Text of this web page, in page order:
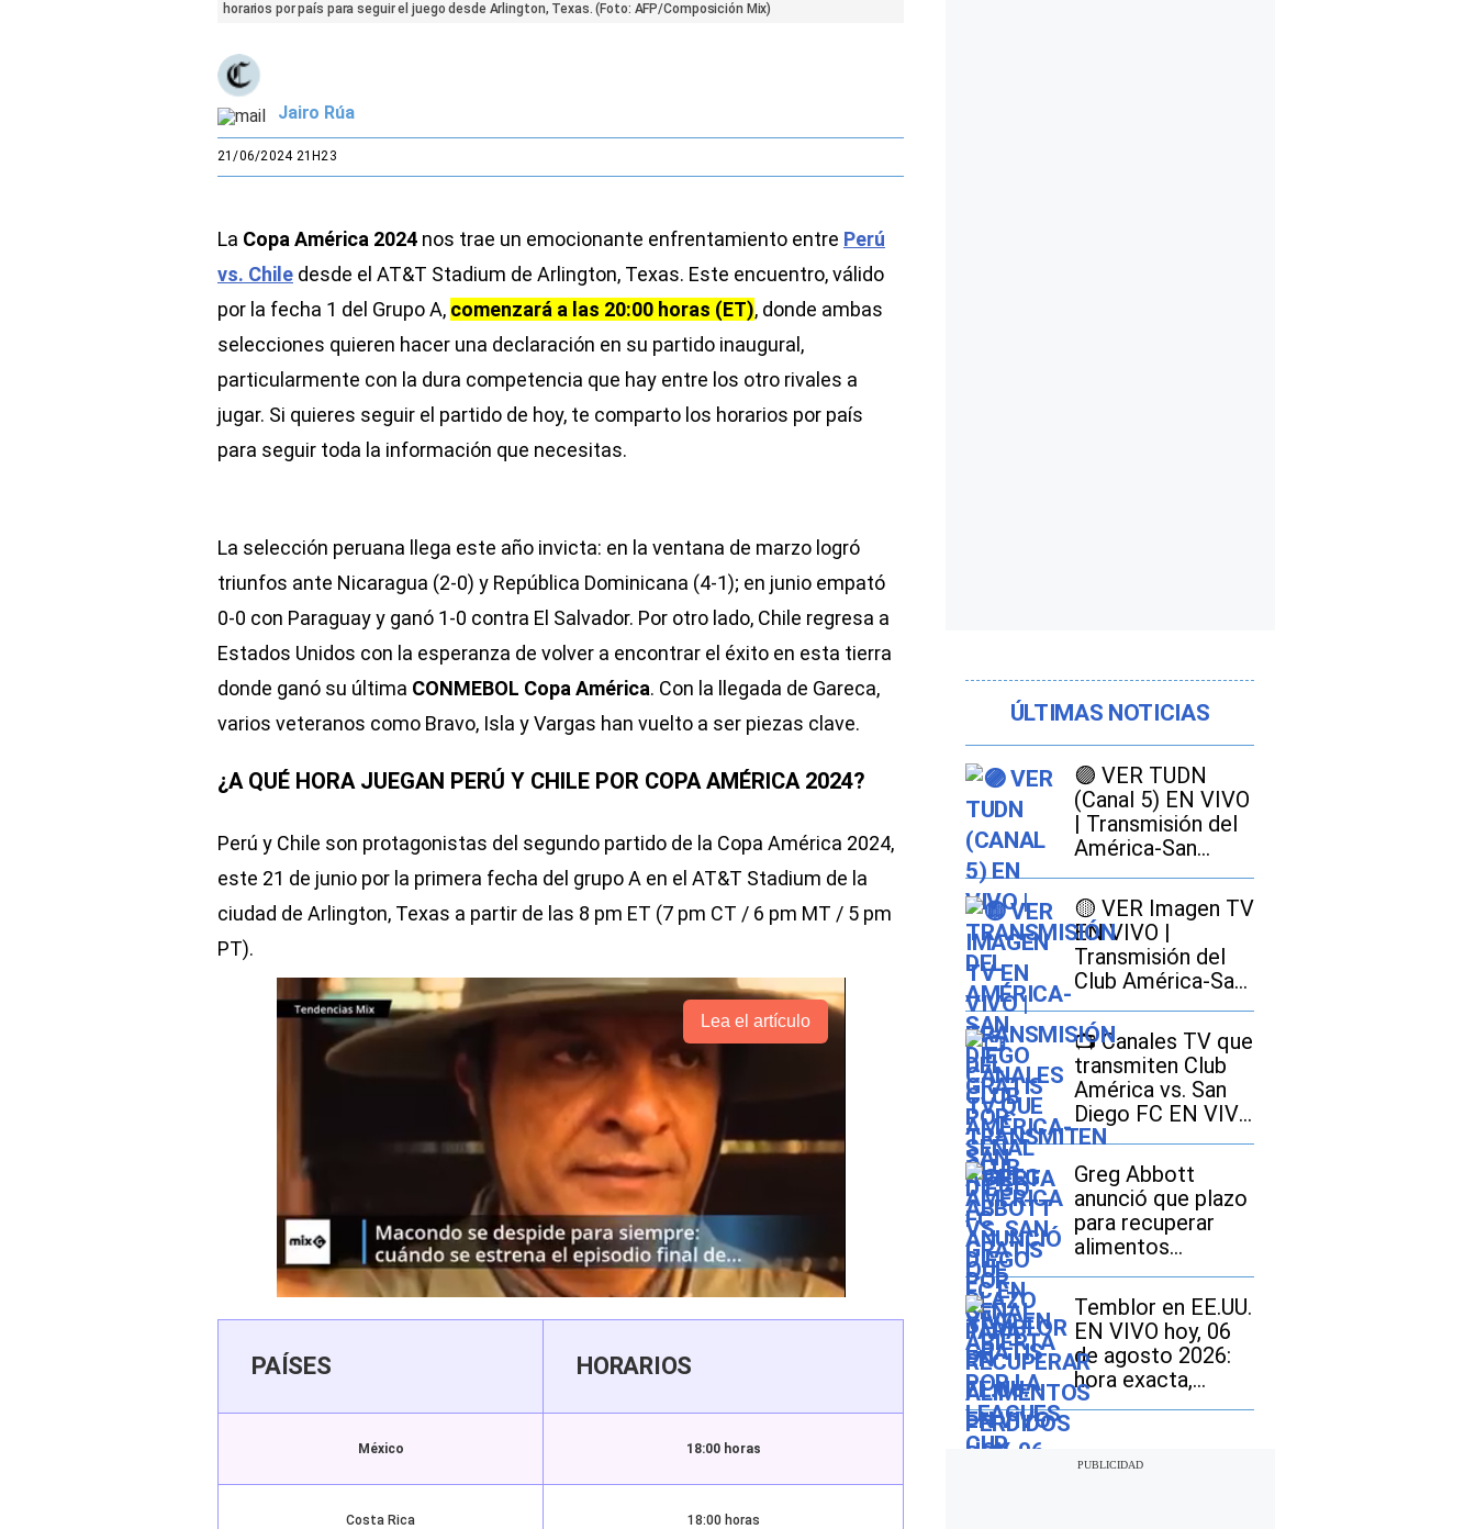
horarios por país para seguir el juego desde Arlington, Texas. (Foto: AFP/Composición Mix)
Jairo Rúa
21/06/2024 21H23
La Copa América 2024 nos trae un emocionante enfrentamiento entre Perú
vs. Chile desde el AT&T Stadium de Arlington, Texas. Este encuentro, válido
por la fecha 1 del Grupo A, comenzará a las 20:00 horas (ET), donde ambas
selecciones quieren hacer una declaración en su partido inaugural,
particularmente con la dura competencia que hay entre los otro rivales a
jugar. Si quieres seguir el partido de hoy, te comparto los horarios por país
para seguir toda la información que necesitas.
La selección peruana llega este año invicta: en la ventana de marzo logró
triunfos ante Nicaragua (2-0) y República Dominicana (4-1); en junio empató
0-0 con Paraguay y ganó 1-0 contra El Salvador. Por otro lado, Chile regresa a
Estados Unidos con la esperanza de volver a encontrar el éxito en esta tierra
donde ganó su última CONMEBOL Copa América. Con la llegada de Gareca,
varios veteranos como Bravo, Isla y Vargas han vuelto a ser piezas clave.
¿A QUÉ HORA JUEGAN PERÚ Y CHILE POR COPA AMÉRICA 2024?
Perú y Chile son protagonistas del segundo partido de la Copa América 2024,
este 21 de junio por la primera fecha del grupo A en el AT&T Stadium de la
ciudad de Arlington, Texas a partir de las 8 pm ET (7 pm CT / 6 pm MT / 5 pm
PT).
Lea el artículo
PAÍSES HORARIOS
México 18:00 horas
Costa Rica 18:00 horas
ÚLTIMAS NOTICIAS
🟣 VER TUDN
(Canal 5) EN VIVO
| Transmisión del
América-San
Diego GRATIS por
señal abierta
🟡 VER Imagen TV
EN VIVO |
Transmisión del
Club América-San
Diego FC GRATIS
por señal abierta
📺 Canales TV que
transmiten Club
América vs. San
Diego FC EN VIVO
EN GRATIS por la
Leagues Cup 2026
Greg Abbott
anunció que plazo
para recuperar
alimentos
perdidos por
inundaciones en
Texas vencerá el
12 de agosto:
cómo realizar el
trámite si soy
beneficiario de
Temblor en EE.UU.
EN VIVO hoy, 06
de agosto 2026:
hora exacta,
magnitud y dónde